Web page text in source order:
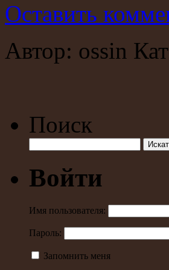
Оставить
Автор: ossin
Поиск
Войти
Имя пользователя:
Пароль:
Запомнить меня